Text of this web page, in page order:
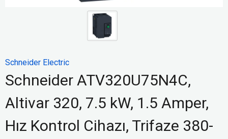
Schneider Electric
Schneider ATV320U75N4C,
Altivar 320, 7.5 kW, 1.5 Amper,
Hız Kontrol Cihazı, Trifaze 380-